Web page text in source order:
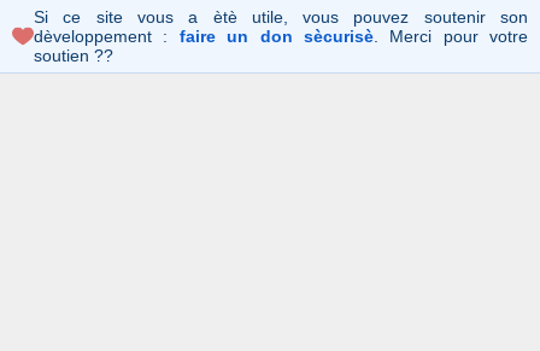
Si ce site vous a ètè utile, vous pouvez soutenir son
dèveloppement : faire un don sècurisè. Merci pour votre
soutien ??